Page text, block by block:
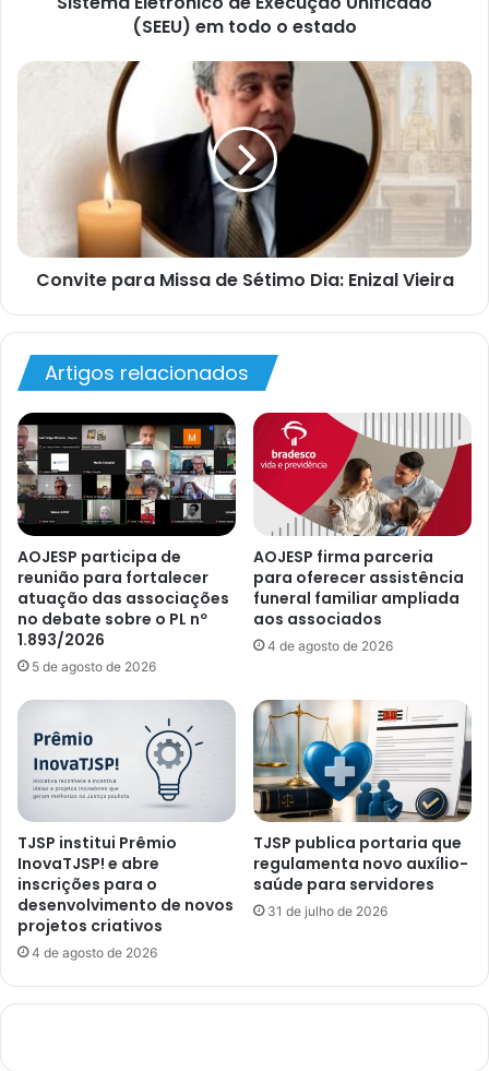
(SEEU) em todo o estado
Convite para Missa de Sétimo Dia: Enizal Vieira
Artigos relacionados
AOJESP participa de
reunião para fortalecer
atuação das associações
no debate sobre o PL nº
1.893/2026
5 de agosto de 2026
AOJESP firma parceria
para oferecer assistência
funeral familiar ampliada
aos associados
4 de agosto de 2026
TJSP institui Prêmio
InovaTJSP! e abre
inscrições para o
desenvolvimento de novos
projetos criativos
4 de agosto de 2026
TJSP publica portaria que
regulamenta novo auxílio-
saúde para servidores
31 de julho de 2026